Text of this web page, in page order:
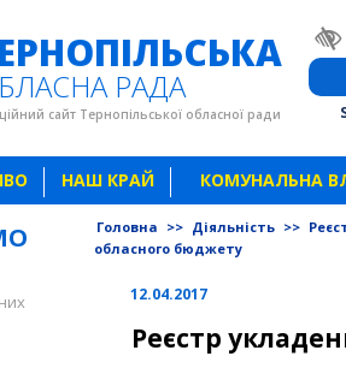
РАДА
сайт Тернопільської обласної ради
НАШ КРАЙ КОМУНАЛЬНА
Головна >> Діяльність >>
обласного бюджету
12.04.2017
Реєстр